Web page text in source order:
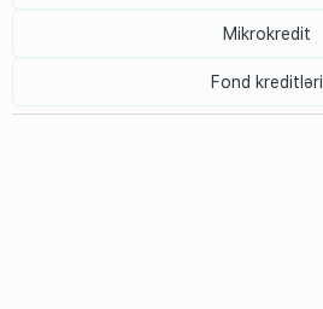
Mikrokredit
Fond kreditləri